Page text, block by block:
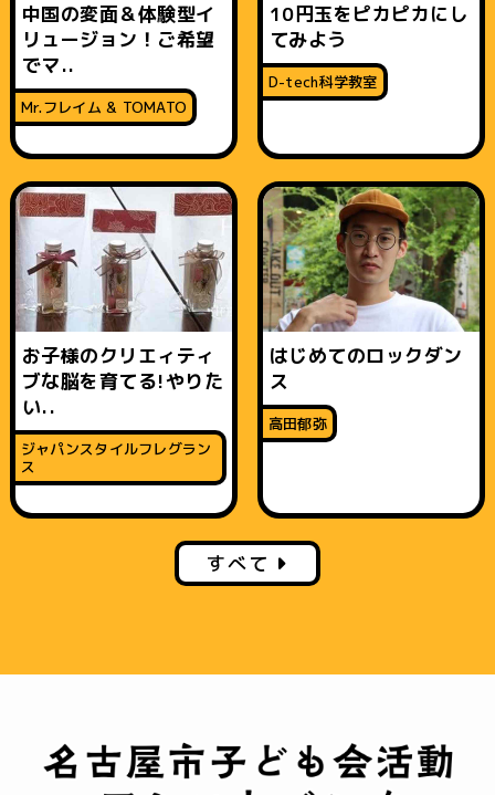
中国の変面＆体験型イ
リュージョン！ご希望
でマ..
Mr.フレイム & TOMATO
10円玉をピカピカにし
てみよう
D-tech科学教室
お子様のクリエィティ
ブな脳を育てる!やりた
い..
ジャパンスタイルフレグラン
ス
はじめてのロックダン
ス
高田郁弥
すべて